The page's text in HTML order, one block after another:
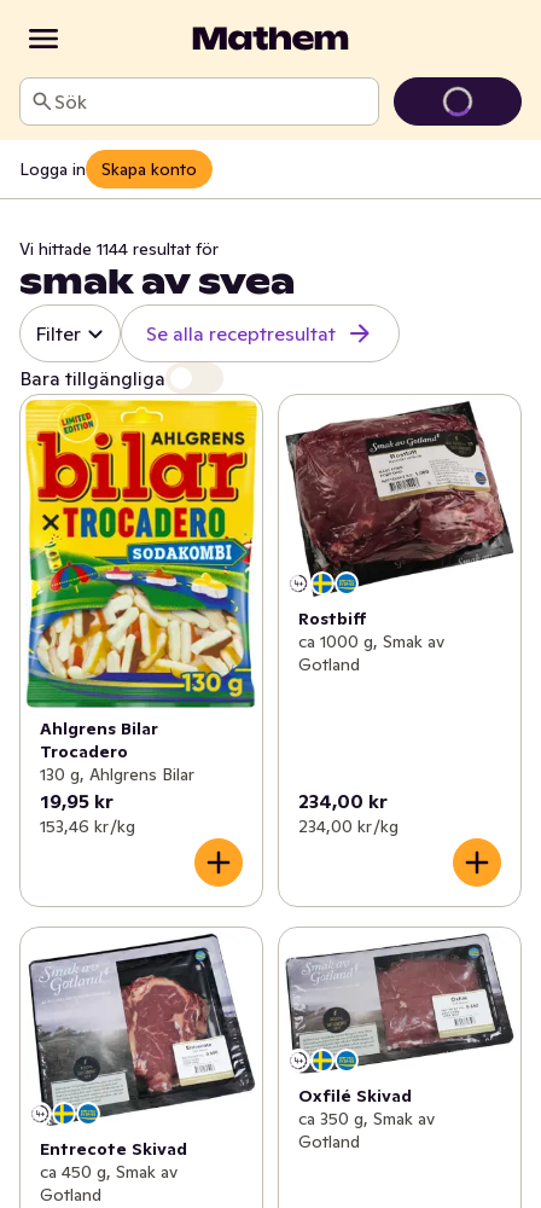
Sök
Logga in Skapa konto
Vi hittade 1144 resultat för
smak av svea
Filter
Se alla receptresultat
Bara tillgängliga
Ahlgrens Bilar
Trocadero
130 g, Ahlgrens Bilar
19,95 kr
153,46 kr /kg
Rostbiff
ca 1000 g, Smak av
Gotland
234,00 kr
234,00 kr /kg
Entrecote Skivad
ca 450 g, Smak av
Gotland
Oxfilé Skivad
ca 350 g, Smak av
Gotland